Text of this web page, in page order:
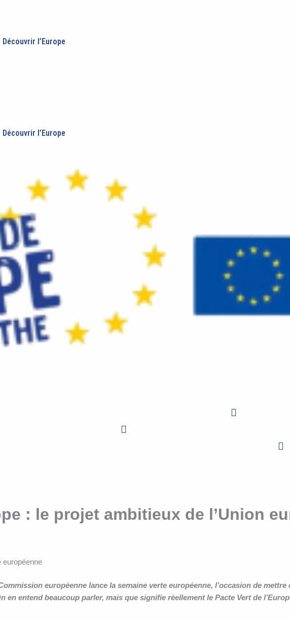
Découvrir l’Europe
Découvrir l’Europe
: le projet ambitieux de l’Union
européenne
européenne lance la semaine verte européenne, l’occasion de
en entend beaucoup parler, mais que signifie réellement le Pacte Vert de